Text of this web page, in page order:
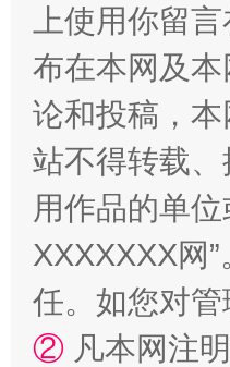
阿坝州三大球赛在
上使用你留
布在本网及
论和投稿，
站不得转载
用作品的单
XXXXXXX网
任。如您对
② 凡本网注